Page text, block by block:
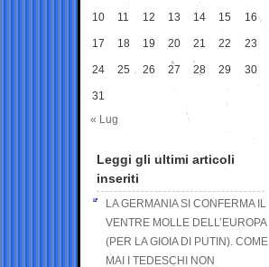
10 11 12 13 14 15 16
17 18 19 20 21 22 23
24 25 26 27 28 29 30
31
« Lug
Leggi gli ultimi articoli
inseriti
LA GERMANIA SI CONFERMA IL
VENTRE MOLLE DELL’EUROPA
(PER LA GIOIA DI PUTIN). COME
MAI I TEDESCHI NON